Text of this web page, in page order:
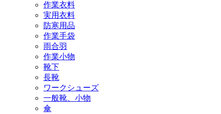
作業衣料
実用衣料
防寒用品
作業手袋
雨合羽
作業小物
靴下
長靴
ワークシューズ
一般靴、小物
傘